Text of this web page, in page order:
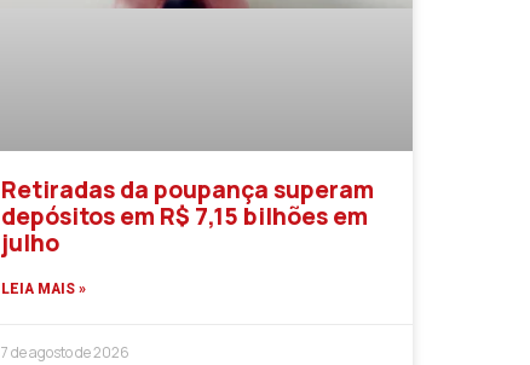
Retiradas da poupança superam
depósitos em R$ 7,15 bilhões em
julho
LEIA MAIS »
7 de agosto de 2026